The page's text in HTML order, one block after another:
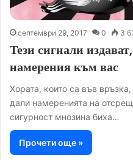
септември 29, 2017 0 3
Тези сигнали
намерения към вас
Хората, които са във
дали намеренията на
сигурност мнозина биха…
Прочети още »